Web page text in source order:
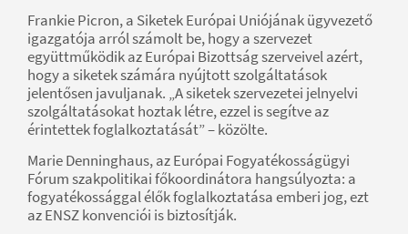
Frankie Picron, a Siketek Európai Uniójának ügyvezető
igazgatója arról számolt be, hogy a szervezet
együttműködik az Európai Bizottság szerveivel azért,
hogy a siketek számára nyújtott szolgáltatások
jelentősen javuljanak. „A siketek szervezetei jelnyelvi
szolgáltatásokat hoztak létre, ezzel is segítve az
érintettek foglalkoztatását” – közölte.
Marie Denninghaus, az Európai Fogyatékosságügyi
Fórum szakpolitikai főkoordinátora hangsúlyozta: a
fogyatékossággal élők foglalkoztatása emberi jog, ezt
az ENSZ konvenciói is biztosítják.